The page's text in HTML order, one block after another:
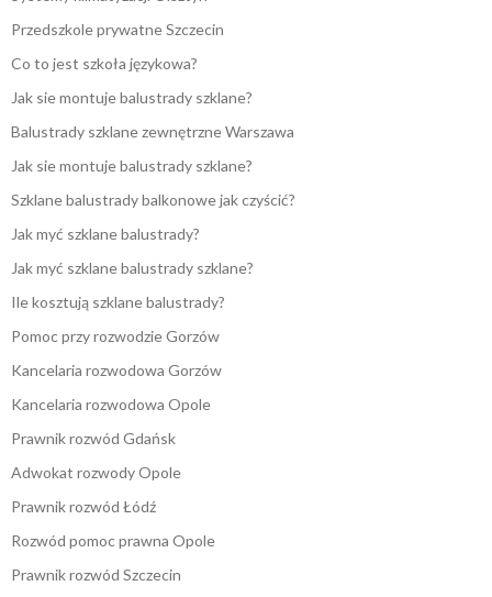
Przedszkole prywatne Szczecin
Co to jest szkoła językowa?
Jak sie montuje balustrady szklane?
Balustrady szklane zewnętrzne Warszawa
Jak sie montuje balustrady szklane?
Szklane balustrady balkonowe jak czyścić?
Jak myć szklane balustrady?
Jak myć szklane balustrady szklane?
Ile kosztują szklane balustrady?
Pomoc przy rozwodzie Gorzów
Kancelaria rozwodowa Gorzów
Kancelaria rozwodowa Opole
Prawnik rozwód Gdańsk
Adwokat rozwody Opole
Prawnik rozwód Łódź
Rozwód pomoc prawna Opole
Prawnik rozwód Szczecin